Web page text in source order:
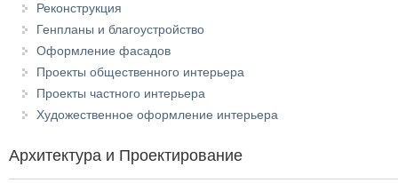
Реконструкция
Генпланы и благоустройство
Оформление фасадов
Проекты общественного интерьера
Проекты частного интерьера
Художественное оформление интерьера
Архитектура и Проектирование